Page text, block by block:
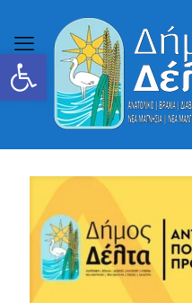
Ανοίξτε τη γραμμή εργαλείων